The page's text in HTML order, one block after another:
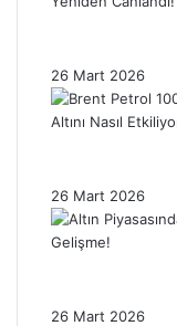
26 Mart 2026
26 Mart 2026
26 Mart 2026